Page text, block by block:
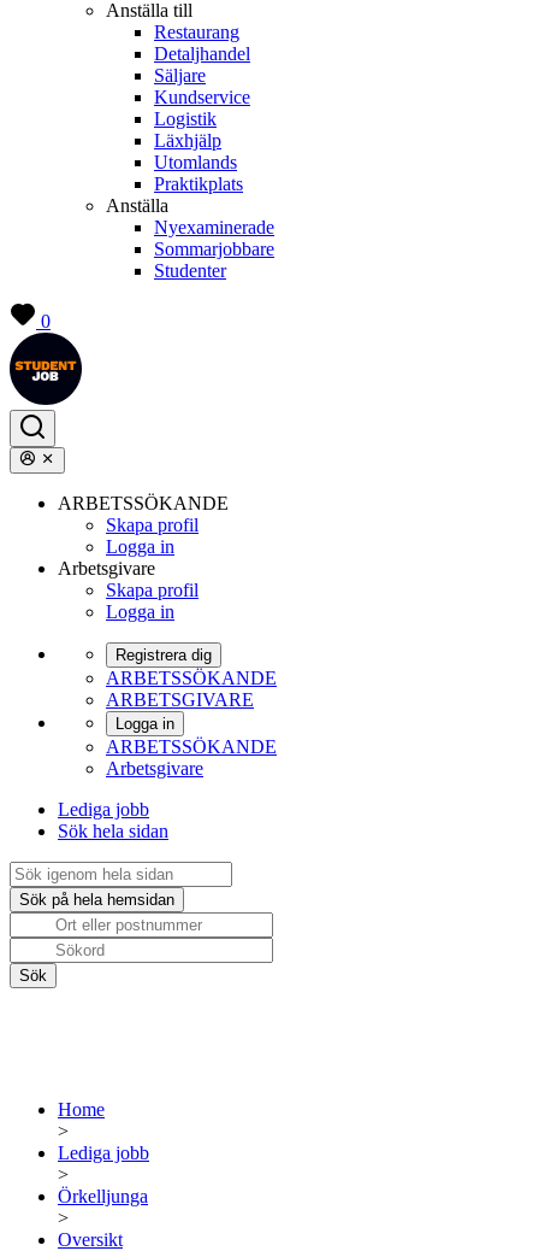
Anställa till
Restaurang
Detaljhandel
Säljare
Kundservice
Logistik
Läxhjälp
Utomlands
Praktikplats
Anställa
Nyexaminerade
Sommarjobbare
Studenter
0
ARBETSSÖKANDE
Skapa profil
Logga in
Arbetsgivare
Skapa profil
Logga in
Registrera dig
ARBETSSÖKANDE
ARBETSGIVARE
Logga in
ARBETSSÖKANDE
Arbetsgivare
Lediga jobb
Sök hela sidan
Home
>
Lediga jobb
>
Örkelljunga
>
Oversikt